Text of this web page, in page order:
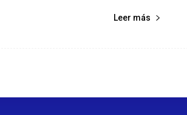
Leer más